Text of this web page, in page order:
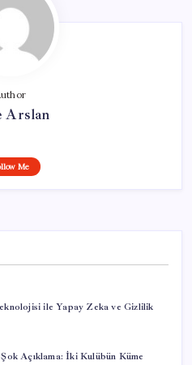
Arslan
Me
ile Yapay Zeka ve Gizlilik
Açıklama: İki Kulübün Küme